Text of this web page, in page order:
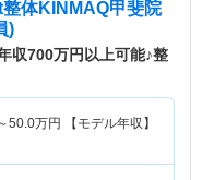
体KINMAQ甲斐院
)
収700万円以上可能♪整
50.0万円
【モデル年収】